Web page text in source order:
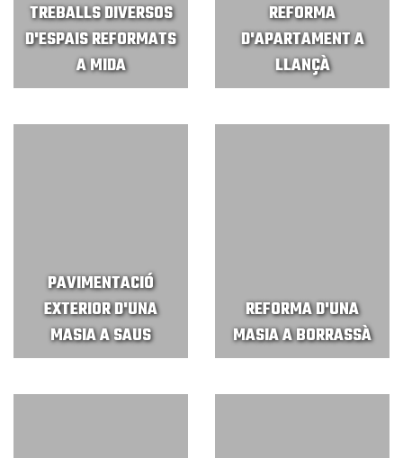
TREBALLS DIVERSOS
D'ESPAIS REFORMATS
A MIDA
REFORMA
D'APARTAMENT A
LLANÇÀ
PAVIMENTACIÓ
EXTERIOR D'UNA
MASIA A SAUS
REFORMA D'UNA
MASIA A BORRASSÀ